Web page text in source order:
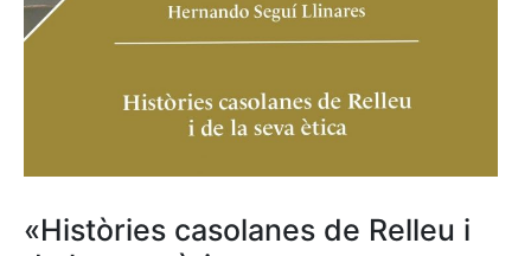
«Històries casolanes de Relleu i